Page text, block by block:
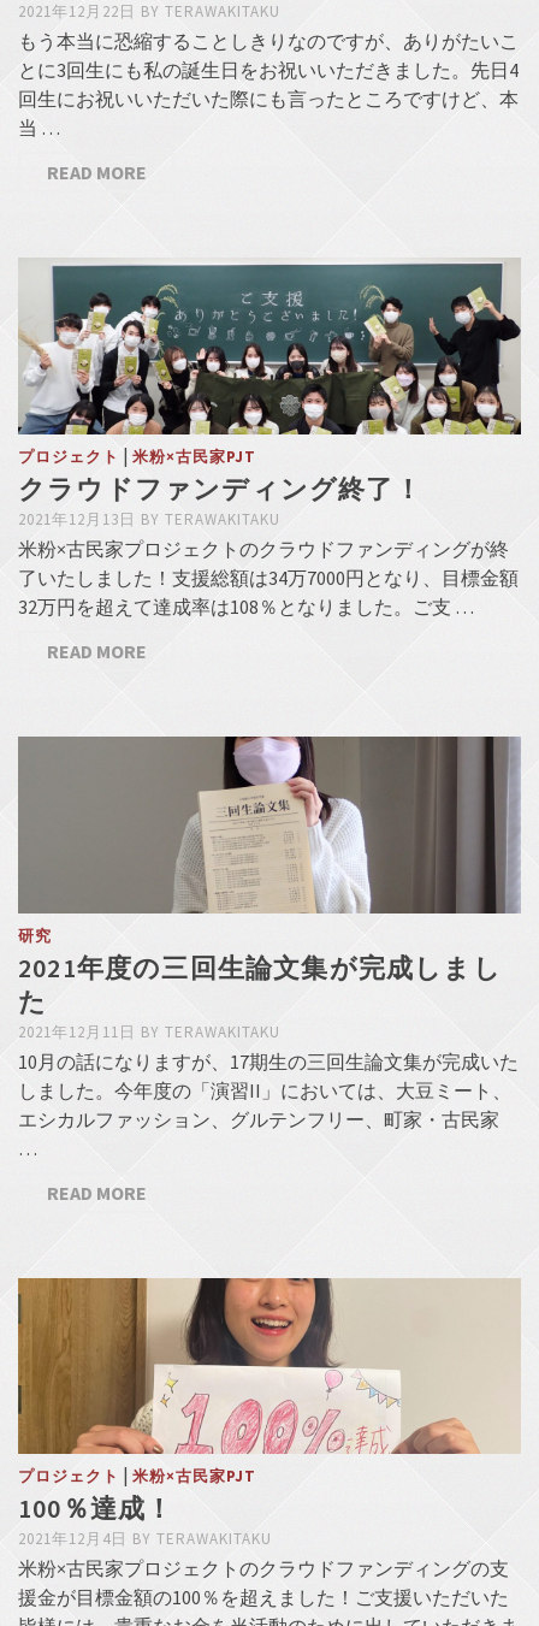
2021年12月22日 BY TERAWAKITAKU
もう本当に恐縮することしきりなのですが、ありがたいこ
とに3回生にも私の誕生日をお祝いいただきました。先日4
回生にお祝いいただいた際にも言ったところですけど、本
当 …
READ MORE
プロジェクト | 米粉×古民家PJT
クラウドファンディング終了！
2021年12月13日 BY TERAWAKITAKU
米粉×古民家プロジェクトのクラウドファンディングが終
了いたしました！支援総額は34万7000円となり、目標金額
32万円を超えて達成率は108％となりました。ご支 …
READ MORE
研究
2021年度の三回生論文集が完成しまし
た
2021年12月11日 BY TERAWAKITAKU
10月の話になりますが、17期生の三回生論文集が完成いた
しました。今年度の「演習II」においては、大豆ミート、
エシカルファッション、グルテンフリー、町家・古民家
…
READ MORE
プロジェクト | 米粉×古民家PJT
100％達成！
2021年12月4日 BY TERAWAKITAKU
米粉×古民家プロジェクトのクラウドファンディングの支
援金が目標金額の100％を超えました！ご支援いただいた